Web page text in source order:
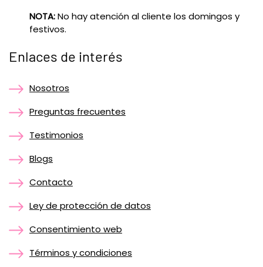
NOTA:No hay atención al cliente los domingos y
festivos.
Enlaces de interés
Nosotros
Preguntas frecuentes
Testimonios
Blogs
Contacto
Ley de protección de datos
Consentimiento web
Términos y condiciones